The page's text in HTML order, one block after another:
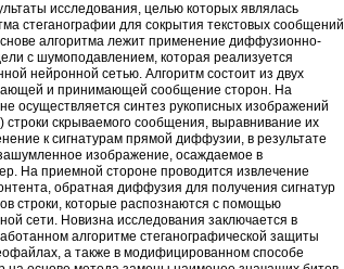
исследования, целью которых являлась
стеганографии для сокрытия текстовых сообщений
алгоритма лежит применение диффузионно-
с шумоподавлением, которая реализуется
нейронной сетью. Алгоритм состоит из двух
и принимающей сообщение сторон. На
осуществляется синтез рукописных изображений
строки скрываемого сообщения, выравнивание их
к сигнатурам прямой диффузии, в результате
изображение, осаждаемое в
На приемной стороне проводится извлечение
обратная диффузия для получения сигнатур
строки, которые распознаются с помощью
сети. Новизна исследования заключается в
алгоритме стеганографической защиты
а также в модифицированном способе